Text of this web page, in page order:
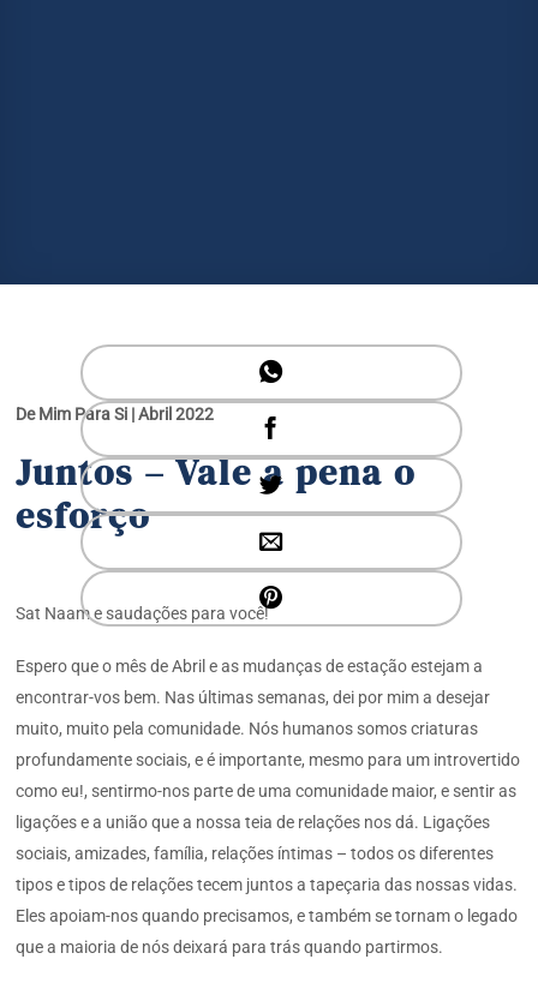
De Mim Para Si | Abril 2022
Juntos – Vale a pena o
esforço
Sat Naam e saudações para você!
Espero que o mês de Abril e as mudanças de estação estejam a
encontrar-vos bem. Nas últimas semanas, dei por mim a desejar
muito, muito pela comunidade. Nós humanos somos criaturas
profundamente sociais, e é importante, mesmo para um introvertido
como eu!, sentirmo-nos parte de uma comunidade maior, e sentir as
ligações e a união que a nossa teia de relações nos dá. Ligações
sociais, amizades, família, relações íntimas – todos os diferentes
tipos e tipos de relações tecem juntos a tapeçaria das nossas vidas.
Eles apoiam-nos quando precisamos, e também se tornam o legado
que a maioria de nós deixará para trás quando partirmos.